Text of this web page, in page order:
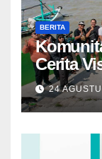
BERITA
Cerita
24